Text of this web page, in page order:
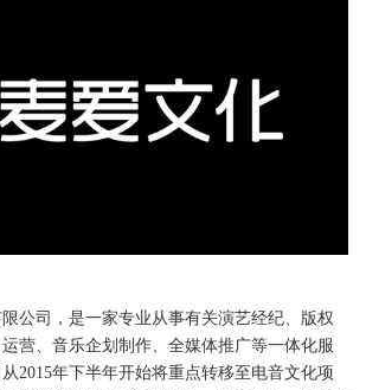
公司，是一家专业从事有关演艺经纪、版权
营、音乐企划制作、全媒体推广等一体化服
2015年下半年开始将重点转移至电音文化项